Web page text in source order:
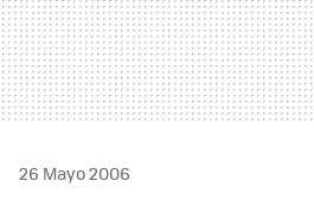
26 Mayo 2006